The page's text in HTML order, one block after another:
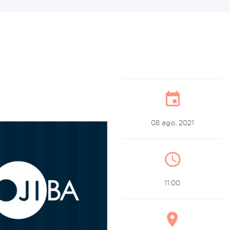
08 ago, 2021
11:00